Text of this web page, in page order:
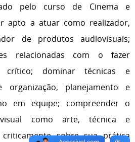
pelo curso de Cinema e
apto a atuar como realizador,
de produtos audiovisuais;
relacionadas com o fazer
dominar técnicas e
organização, planejamento e
em equipe; compreender o
como arte, técnica e
sobre sua prática